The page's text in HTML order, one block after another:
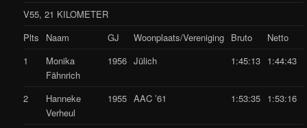
V55, 21 KILOMETER
Plts
Naam GJ Woonplaats/Vereniging Bruto
Netto
1
Monika
Fähnrich
1956 Jülich 1:45:13 1:44:43
2
Hanneke
Verheul
1955 AAC ’61 1:53:35 1:53:16